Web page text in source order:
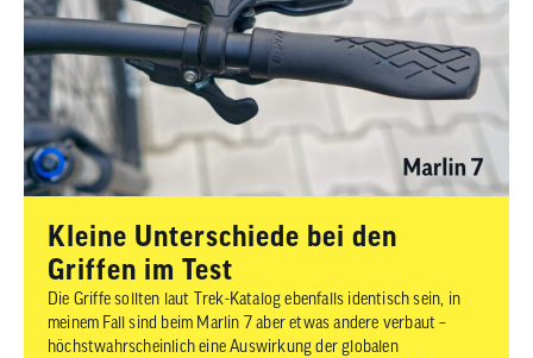
Kleine Unterschiede bei den
Griffen im Test
Die Griffe sollten laut Trek-Katalog ebenfalls identisch sein, in
meinem Fall sind beim Marlin 7 aber etwas andere verbaut –
höchstwahrscheinlich eine Auswirkung der globalen